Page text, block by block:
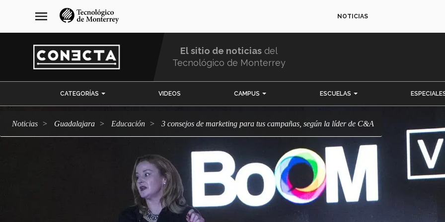
navegación
principal
menu NOTICIAS
El sitio de noticias del
Tecnológico de Monterrey
CATEGORÍAS VIDEOS CAMPUS ESCUELAS
Noticias Guadalajara Educación 3 consejos de marketing para tus campañas, según la líder de C&A